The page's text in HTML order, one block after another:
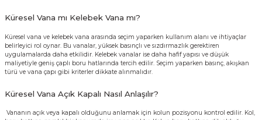
Küresel Vana mı Kelebek Vana mı?
Küresel vana ve kelebek vana arasında seçim yaparken kullanım alanı ve ihtiyaçlar
belirleyici rol oynar. Bu vanalar, yüksek basınçlı ve sızdırmazlık gerektiren
uygulamalarda daha etkilidir. Kelebek vanalar ise daha hafif yapısı ve düşük
maliyetiyle geniş çaplı boru hatlarında tercih edilir. Seçim yaparken basınç, akışkan
türü ve vana çapı gibi kriterler dikkate alınmalıdır.
Küresel Vana Açık Kapalı Nasıl Anlaşılır?
Vananın açık veya kapalı olduğunu anlamak için kolun pozisyonu kontrol edilir. Kol,